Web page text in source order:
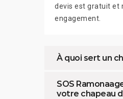
devis est gratuit et
engagement.
À quoi sert un
SOS
votre chapeau